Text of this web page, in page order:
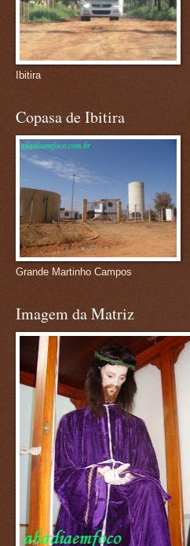
Ibitira
Copasa de Ibitira
Grande Martinho Campos
Imagem da Matriz